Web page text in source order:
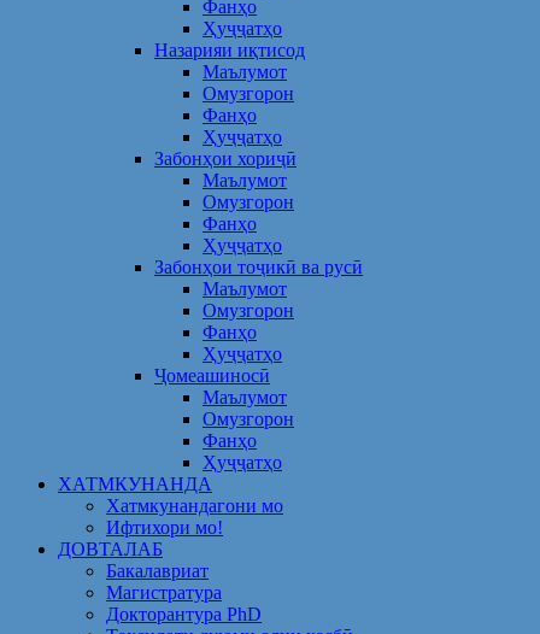
Фанҳо
Ҳуҷҷатҳо
Назарияи иқтисод
Маълумот
Омузгорон
Фанҳо
Ҳуҷҷатҳо
Забонҳои хориҷӣ
Маълумот
Омузгорон
Фанҳо
Ҳуҷҷатҳо
Забонҳои тоҷикӣ ва русӣ
Маълумот
Омузгорон
Фанҳо
Ҳуҷҷатҳо
Ҷомеашиносӣ
Маълумот
Омузгорон
Фанҳо
Ҳуҷҷатҳо
ХАТМКУНАНДА
Хатмкунандагони мо
Ифтихори мо!
ДОВТАЛАБ
Бакалавриат
Магистратура
Докторантура PhD